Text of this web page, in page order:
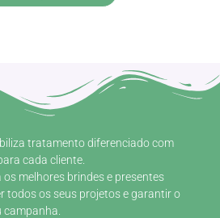
tratamento diferenciado com
cada cliente.
melhores brindes e presentes
todos os seus projetos e garantir o